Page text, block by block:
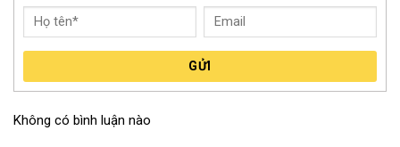
Dưới Đây Là Một Số Màu Sơn Thông Dụng Kingpot Composite
Đã Làm Cho Khách Hàng. Mời Bạn Cùng Tham Khảo Nhé.
GỬI
Không có bình luận nào